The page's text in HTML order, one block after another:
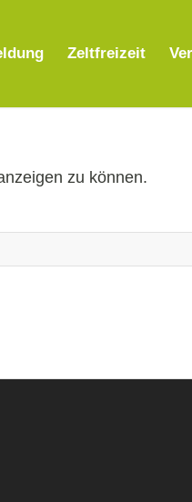
Zeltfreizeit
zu können.